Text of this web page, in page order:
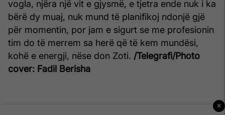
vogla, njëra një vit e gjysmë, e tjetra ende nuk i ka
bërë dy muaj, nuk mund të planifikoj ndonjë gjë
për momentin, por jam e sigurt se me profesionin
tim do të merrem sa herë që të kem mundësi,
kohë e energji, nëse don Zoti. /Telegrafi/Photo
cover: Fadil Berisha
×